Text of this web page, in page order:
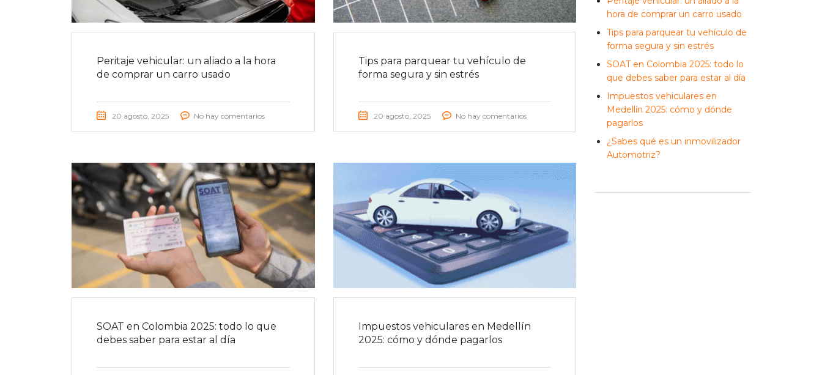
Peritaje vehicular: un aliado a la hora
de comprar un carro usado
20 agosto, 2025 No hay comentarios
Tips para parquear tu vehículo de
forma segura y sin estrés
20 agosto, 2025 No hay comentarios
SOAT en Colombia 2025: todo lo que
debes saber para estar al día
Impuestos vehiculares en Medellín
2025: cómo y dónde pagarlos
hora de comprar un carro usado
Tips para parquear tu vehículo de
forma segura y sin estrés
SOAT en Colombia 2025: todo lo
que debes saber para estar al día
Impuestos vehiculares en
Medellín 2025: cómo y dónde
pagarlos
¿Sabes qué es un inmovilizador
Automotriz?